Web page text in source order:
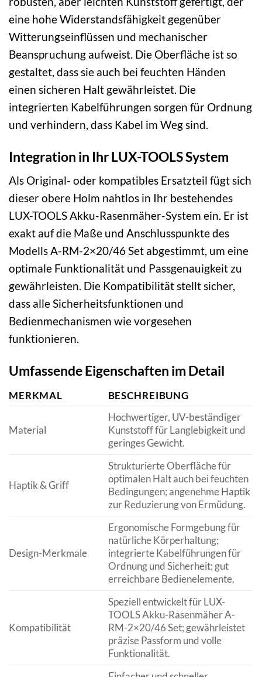
eine hohe Widerstandsfähigkeit gegenüber
Witterungseinflüssen und mechanischer
Beanspruchung aufweist. Die Oberfläche ist so
gestaltet, dass sie auch bei feuchten Händen
einen sicheren Halt gewährleistet. Die
integrierten Kabelführungen sorgen für Ordnung
und verhindern, dass Kabel im Weg sind.
Integration in Ihr LUX-TOOLS System
Als Original- oder kompatibles Ersatzteil fügt sich
dieser obere Holm nahtlos in Ihr bestehendes
LUX-TOOLS Akku-Rasenmäher-System ein. Er ist
exakt auf die Maße und Anschlusspunkte des
Modells A-RM-2×20/46 Set abgestimmt, um eine
optimale Funktionalität und Passgenauigkeit zu
gewährleisten. Die Kompatibilität stellt sicher,
dass alle Sicherheitsfunktionen und
Bedienmechanismen wie vorgesehen
funktionieren.
Umfassende Eigenschaften im Detail
MERKMAL BESCHREIBUNG
Material
Hochwertiger, UV-beständiger
Kunststoff für Langlebigkeit und
geringes Gewicht.
Haptik & Griff
Strukturierte Oberfläche für
optimalen Halt auch bei feuchten
Bedingungen; angenehme Haptik
zur Reduzierung von Ermüdung.
Design-Merkmale
Ergonomische Formgebung für
natürliche Körperhaltung;
integrierte Kabelführungen für
Ordnung und Sicherheit; gut
erreichbare Bedienelemente.
Kompatibilität
Speziell entwickelt für LUX-
TOOLS Akku-Rasenmäher A-
RM-2×20/46 Set; gewährleistet
präzise Passform und volle
Funktionalität.